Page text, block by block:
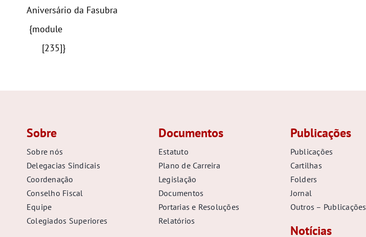
Aniversário da Fasubra
{module
[235]}
Sobre
Sobre nós
Delegacias Sindicais
Coordenação
Conselho Fiscal
Equipe
Colegiados Superiores
Documentos
Estatuto
Plano de Carreira
Legislação
Documentos
Portarias e Resoluções
Relatórios
Publicações
Publicações
Cartilhas
Folders
Jornal
Outros – Publicações
Notícias